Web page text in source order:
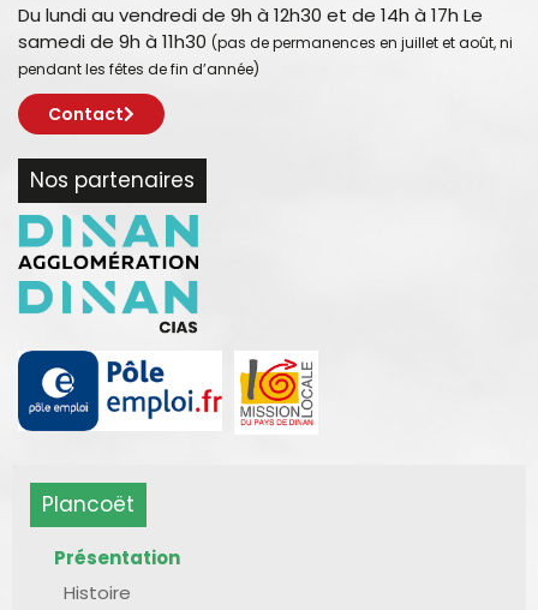
Du lundi au vendredi de 9h à 12h30 et de 14h à 17h Le
samedi de 9h à 11h30 (pas de permanences en juillet et août, ni
pendant les fêtes de fin d’année)
Contact
Nos partenaires
Plancoët
Présentation
Histoire